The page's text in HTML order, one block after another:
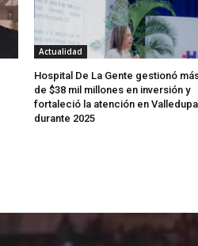
Actualidad
Hospital De La Gente gestionó
de $38 mil millones en inversión y
fortaleció la atención en
durante 2025